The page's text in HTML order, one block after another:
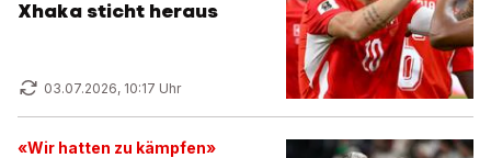
Xhaka sticht heraus
03.07.2026, 10:17 Uhr
«Wir hatten zu kämpfen»